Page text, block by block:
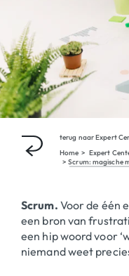
terug naarExpert
Home
Expert
Scrum: magische
Scrum. Voor de één
een bron van
een hip woord voor
niemand weet